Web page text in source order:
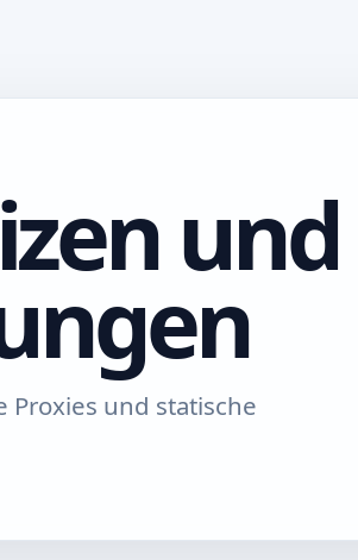
und
Proxies und statische